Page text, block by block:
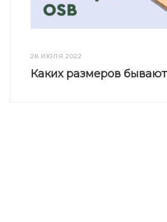
28 ИЮЛЯ 2022
Каких размеров